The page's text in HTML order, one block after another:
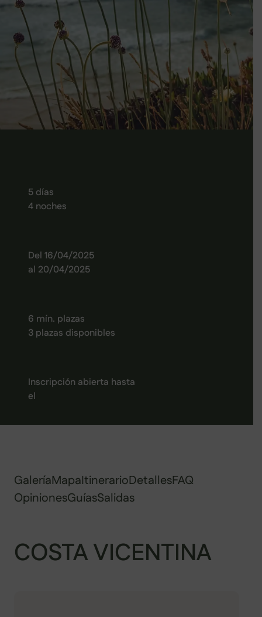
5 días
4 noches
Del 16/04/2025
al 20/04/2025
6 mín. plazas
3 plazas disponibles
Inscripción abierta hasta
el
GaleríaMapaItinerarioDetallesFAQ
OpinionesGuíasSalidas
COSTA VICENTINA